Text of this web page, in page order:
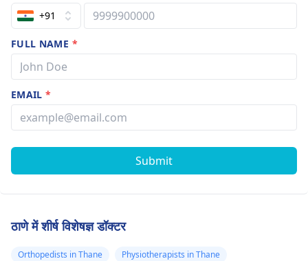
+91
FULL NAME *
EMAIL*
Submit
ठाणे में शीर्ष विशेषज्ञ डॉक्टर
Orthopedists in Thane
Physiotherapists in Thane